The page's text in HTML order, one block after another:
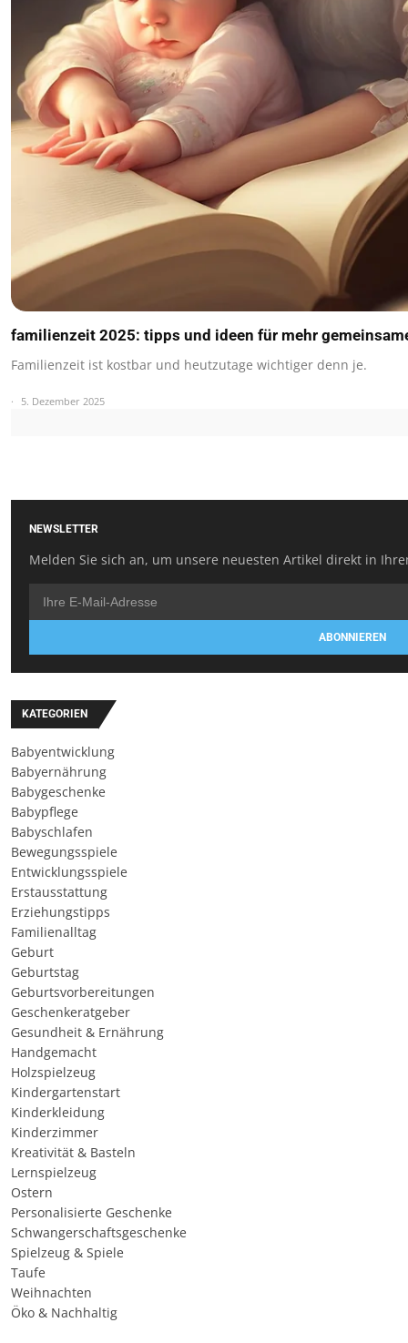
familienzeit 2025: tipps und ideen für mehr
Familienzeit ist kostbar und heutzutage wichtiger denn je.
5. Dezember 2025
NEWSLETTER
Melden Sie sich an, um unsere neuesten Artikel direkt in
ABONNIEREN
KATEGORIEN
Babyentwicklung
Babyernährung
Babygeschenke
Babypflege
Babyschlafen
Bewegungsspiele
Entwicklungsspiele
Erstausstattung
Erziehungstipps
Familienalltag
Geburt
Geburtstag
Geburtsvorbereitungen
Geschenkeratgeber
Gesundheit & Ernährung
Handgemacht
Holzspielzeug
Kindergartenstart
Kinderkleidung
Kinderzimmer
Kreativität & Basteln
Lernspielzeug
Ostern
Personalisierte Geschenke
Schwangerschaftsgeschenke
Spielzeug & Spiele
Taufe
Weihnachten
Öko & Nachhaltig